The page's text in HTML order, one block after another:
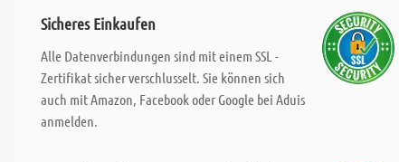
Sicheres Einkaufen
Alle Datenverbindungen sind mit einem SSL -
Zertifikat sicher verschlusselt. Sie können sich
auch mit Amazon, Facebook oder Google bei Aduis
anmelden.